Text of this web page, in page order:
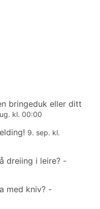
bringeduk eller ditt
kl. 00:00
9. sep. kl.
dreiing i leire? -
med kniv? -